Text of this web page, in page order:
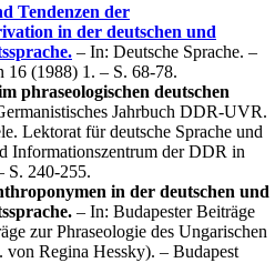
Tendenzen der
in der deutschen und
– In: Deutsche Sprache. –
(1988) 1. – S. 68-78.
phraseologischen deutschen
Jahrbuch DDR-UVR.
Lektorat für deutsche Sprache und
Informationszentrum der DDR in
S. 240-255.
in der deutschen und
– In: Budapester Beiträge
zur Phraseologie des Ungarischen
von Regina Hessky). – Budapest